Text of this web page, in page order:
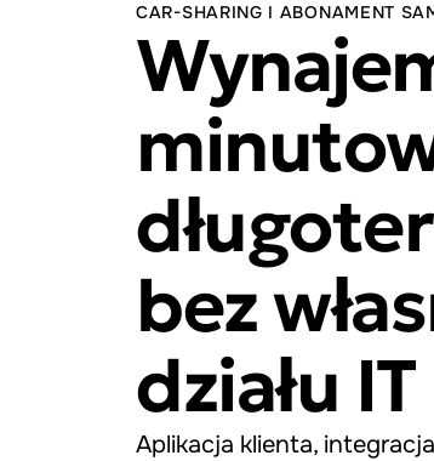
CAR-SHARING I ABONAMENT
bez
działu IT
Aplikacja klienta,